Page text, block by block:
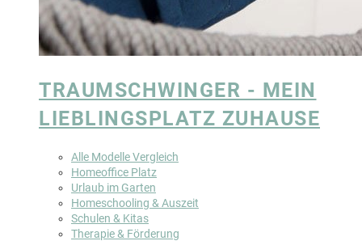
TRAUMSCHWINGER - MEIN
LIEBLINGSPLATZ ZUHAUSE
Alle Modelle Vergleich
Homeoffice Platz
Urlaub im Garten
Homeschooling & Auszeit
Schulen & Kitas
Therapie & Förderung